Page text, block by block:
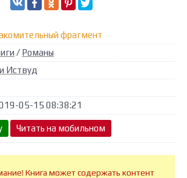
фрагмент
/ Романы
Иствуд
05-15 08:38:21
Читать на мобильном
Книга может содержать контент